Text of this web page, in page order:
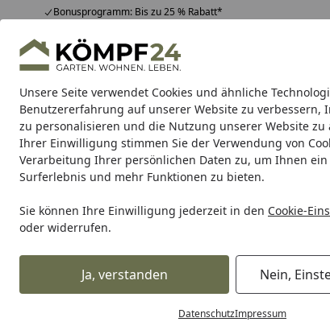
Unsere Seite verwendet Cookies und ähnliche
Benutzererfahrung auf unserer Website zu verbessern,
zu personalisieren und die Nutzung unserer Website zu
Ihrer Einwilligung stimmen Sie der Verwendung von
Verarbeitung Ihrer persönlichen Daten zu, um Ihnen
Surferlebnis und mehr Funktionen zu bieten.
Sie können Ihre Einwilligung jederzeit in den Cookie-
oder widerrufen.
Ja, verstanden Nein,
DatenschutzImpressum
Bonusprogramm: Bis zu 25 % Rabatt*
Hotline07051 / 9 22 22
Mo-Fr. 8-16 Uhr 25.974 Bewertungen
Alle Produkte
Alle ProdukteHighlights Tipps & Tricks
Garten Gartenhaus Gerätehaus Carport
Karibu Pools inkl.
Dein Traumpool im
Startseite
Gartenbau Terrassenbeläge
Bambus Terrassendielen